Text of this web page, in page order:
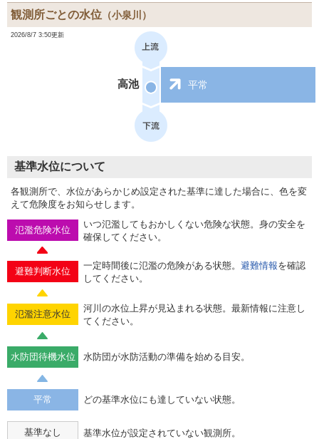
観測所ごとの水位 （小泉川）
2026/8/7 3:50更新
高池 平常
基準水位について
各観測所で、水位があらかじめ設定された基準に達した場合に、色を変
えて危険度をお知らせします。
氾濫危険水位
いつ氾濫してもおかしくない危険な状態。身の安全を
確保してください。
避難判断水位
一定時間後に氾濫の危険がある状態。 避難情報を確認
してください。
氾濫注意水位
河川の水位上昇が見込まれる状態。最新情報に注意し
てください。
水防団待機水位 水防団が水防活動の準備を始める目安。
平常 どの基準水位にも達していない状態。
基準なし 基準水位が設定されていない観測所。